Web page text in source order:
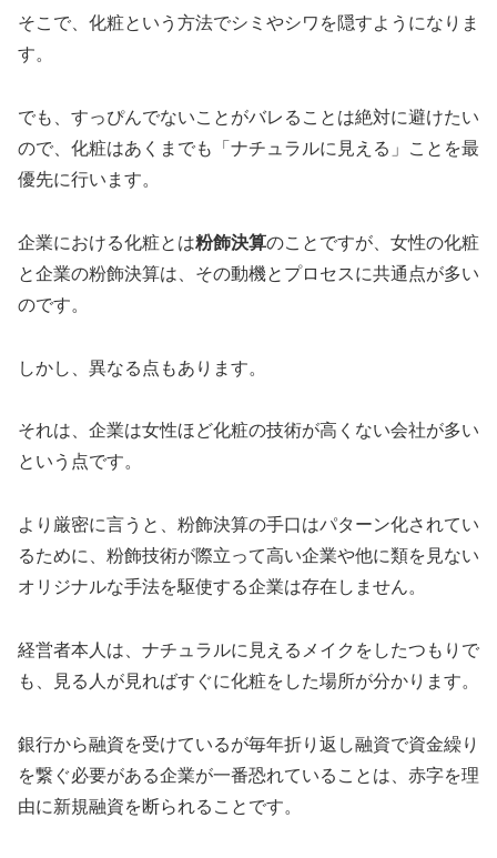
そこで、化粧という方法でシミやシワを隠すようになりま
す。
でも、すっぴんでないことがバレることは絶対に避けたい
ので、化粧はあくまでも「ナチュラルに見える」ことを最
優先に行います。
企業における化粧とは粉飾決算のことですが、女性の化粧
と企業の粉飾決算は、その動機とプロセスに共通点が多い
のです。
しかし、異なる点もあります。
それは、企業は女性ほど化粧の技術が高くない会社が多い
という点です。
より厳密に言うと、粉飾決算の手口はパターン化されてい
るために、粉飾技術が際立って高い企業や他に類を見ない
オリジナルな手法を駆使する企業は存在しません。
経営者本人は、ナチュラルに見えるメイクをしたつもりで
も、見る人が見ればすぐに化粧をした場所が分かります。
銀行から融資を受けているが毎年折り返し融資で資金繰り
を繋ぐ必要がある企業が一番恐れていることは、赤字を理
由に新規融資を断られることです。